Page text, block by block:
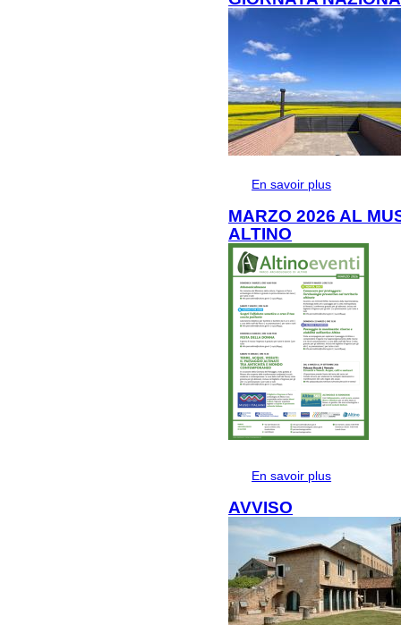
En savoir plus
MARZO 2026 AL
ALTINO
En savoir plus
AVVISO